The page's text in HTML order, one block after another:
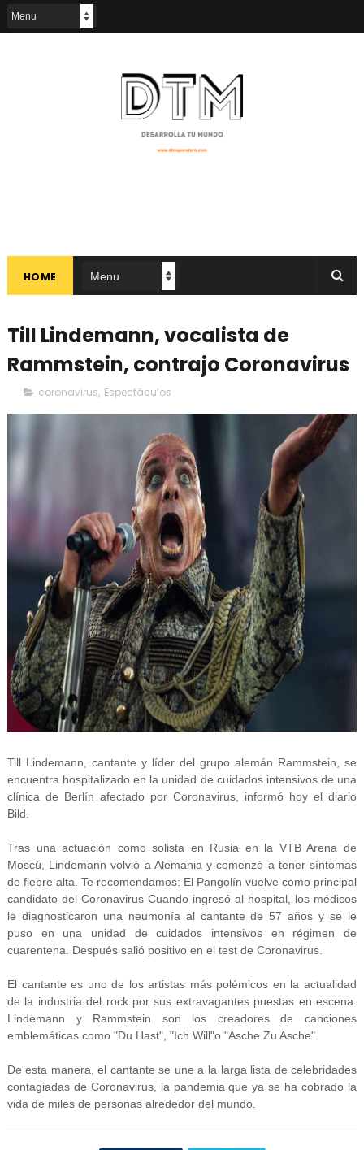
HOME
Till Lindemann, vocalista de
Rammstein, contrajo Coronavirus
coronavirus, Espectáculos
Till Lindemann, cantante y líder del grupo alemán Rammstein, se
encuentra hospitalizado en la unidad de cuidados intensivos de una
clínica de Berlín afectado por Coronavirus, informó hoy el diario
Bild.
Tras una actuación como solista en Rusia en la VTB Arena de
Moscú, Lindemann volvió a Alemania y comenzó a tener síntomas
de fiebre alta. Te recomendamos: El Pangolín vuelve como principal
candidato del Coronavirus Cuando ingresó al hospital, los médicos
le diagnosticaron una neumonía al cantante de 57 años y se le
puso en una unidad de cuidados intensivos en régimen de
cuarentena. Después salió positivo en el test de Coronavirus.
El cantante es uno de los artistas más polémicos en la actualidad
de la industria del rock por sus extravagantes puestas en escena.
Lindemann y Rammstein son los creadores de canciones
emblemáticas como "Du Hast", "Ich Will"o "Asche Zu Asche".
De esta manera, el cantante se une a la larga lista de celebridades
contagiadas de Coronavirus, la pandemia que ya se ha cobrado la
vida de miles de personas alrededor del mundo.